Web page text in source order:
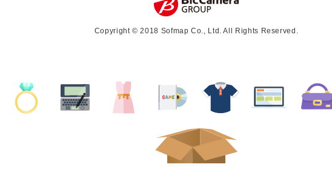
Copyright © 2018 Sofmap Co., Ltd. All Rights Reserved.